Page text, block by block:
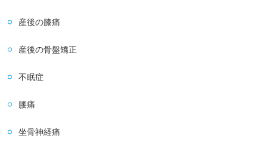
産後の膝痛
産後の骨盤矯正
不眠症
腰痛
坐骨神経痛